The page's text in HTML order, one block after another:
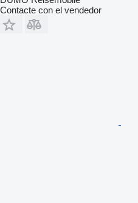
Contacte con el vendedor